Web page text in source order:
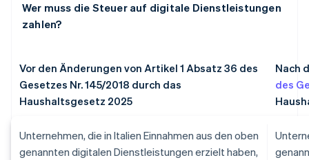
Wer muss die Steuer auf digitale Dienstleistungen
zahlen?
Vor den Änderungen von Artikel 1 Absatz 36 des
Gesetzes Nr. 145/2018 durch das
Haushaltsgesetz 2025
Nach
des
Unternehmen, die in Italien Einnahmen aus den oben
genannten digitalen Dienstleistungen erzielt haben,